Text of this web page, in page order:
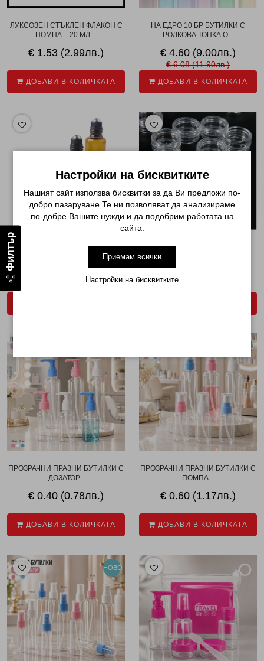
Филтър
ЛУКСОЗЕН СТЪКЛЕН ФЛАКОН С
ПОМПА – 20 МЛ ...
€ 1.53 (2.99лв.)
ДОБАВИ В КОЛИЧКАТА
НА ЕДРО 10 БР БУТИЛКИ С
РОЛКОВА ТОПКА О...
€ 4.60 (9.00лв.)
€ 6.08 (11.90лв.)
ДОБАВИ В КОЛИЧКАТА
НА ЕДРО КЕХЛИБАРЕНИ
СТЪКЛЕНИ ШИШЕНЦА РОЛ...
€ 2.04 (3.99лв.)
ПРАЗНА КУТИЙКА - 2ГР
ПРОЗРАЧНИ ПРАЗНИ БУТИЛКИ С
ДОЗАТОР...
€ 0.40 (0.78лв.)
ДОБАВИ В КОЛИЧКАТА
НОВО
ПРОЗРАЧНИ ПРАЗНИ БУТИЛКИ С
ПОМПА...
€ 0.60 (1.17лв.)
ДОБАВИ В КОЛИЧКАТА
НОВО
Настройки на бисквитките
Нашият сайт използва бисквитки за да Ви предложи по-
добро пазаруване.Те ни позволяват да анализираме
по-добре Вашите нужди и да подобрим работата на
сайта.
Приемам всички
Настройки на бисквитките